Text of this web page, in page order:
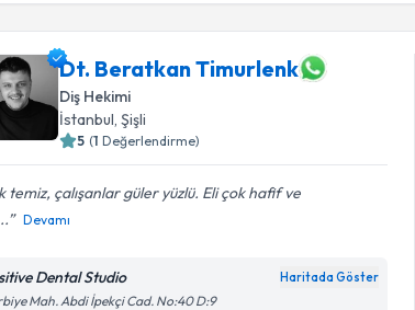
Dt. Beratkan Timurlenk
Diş Hekimi
İstanbul, Şişli
5 (1 Değerlendirme)
temiz, çalışanlar güler yüzlü. Eli çok hafif ve
Devamı
Dental Studio Haritada Göster
Mah. Abdi İpekçi Cad. No:40 D:9